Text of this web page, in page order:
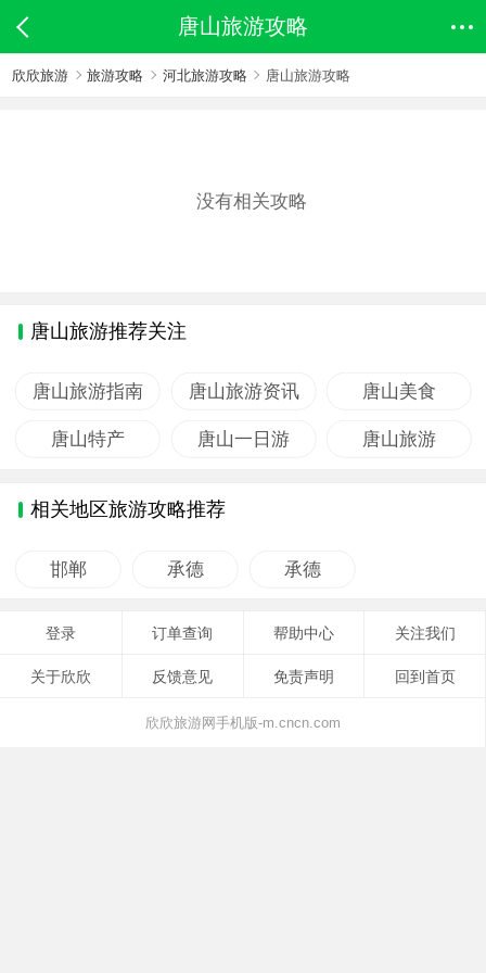
唐山旅游攻略
欣欣旅游 旅游攻略 河北旅游攻略 唐山旅游攻略
没有相关攻略
唐山旅游推荐关注
唐山旅游指南 唐山旅游资讯 唐山美食
唐山特产 唐山一日游 唐山旅游
相关地区旅游攻略推荐
邯郸 承德 承德
登录 订单查询 帮助中心 关注我们
关于欣欣 反馈意见 免责声明 回到首页
欣欣旅游网手机版-m.cncn.com